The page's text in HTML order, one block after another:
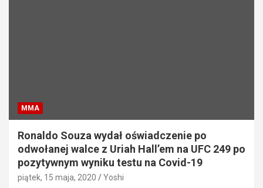
MMA
Ronaldo Souza wydał oświadczenie po
odwołanej walce z Uriah Hall’em na UFC 249 po
pozytywnym wyniku testu na Covid-19
piątek, 15 maja, 2020 Yoshi